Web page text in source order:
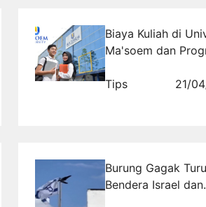
Biaya Kuliah di
Ma'soem dan
Beasiswa yang
Tips
21/
Burung Gagak
Bendera Israel dan